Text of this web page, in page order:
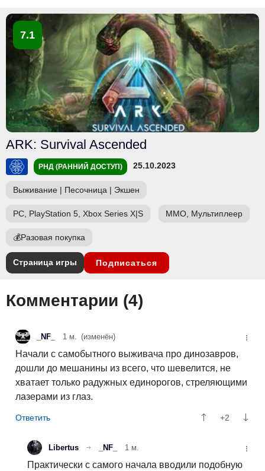
7.1
ARK: Survival Ascended
РНД (РАННИЙ ДОСТУП) 25.10.2023
Выживание | Песочница | Экшен
PC, PlayStation 5, Xbox Series X|S ММО, Мультиплеер
💰Разовая покупка
Страница игры Подписаться
Комментарии (4)
_NF_ 1 м. (изменён)
Начали с самобытного выживача про динозавров,
дошли до мешанины из всего, что шевелится, не
хватает только радужных единорогов, стреляющими
лазерами из глаз.
+2
Libertus _NF_ 1 м.
Практически с самого начала вводили подобную